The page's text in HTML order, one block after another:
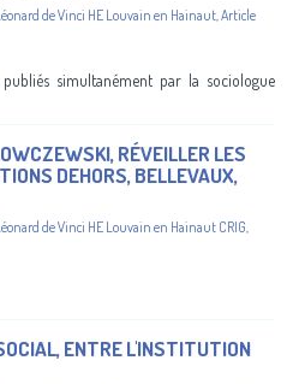
de Vinci HE Louvain en Hainaut,Article
simultanément par la sociologue
RÉVEILLER LES
DEHORS, BELLEVAUX,
de Vinci HE Louvain en Hainaut CRIG,
ENTRE L'INSTITUTION